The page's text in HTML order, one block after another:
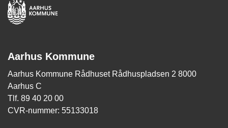
Aarhus Kommune
Aarhus Kommune Rådhuset Rådhuspladsen 2 8000
Aarhus C
Tlf. 89 40 20 00
CVR-nummer: 55133018